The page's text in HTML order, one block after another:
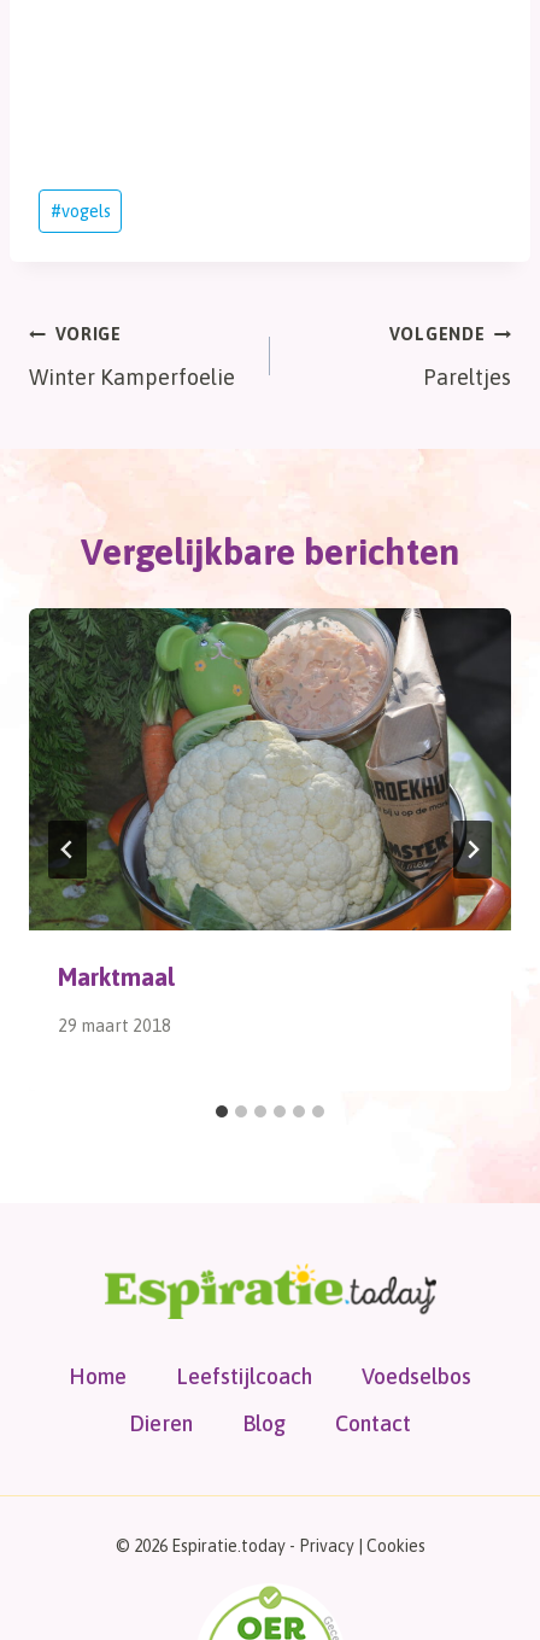
Bericht
tags:
#vogels
Bericht
navigatie
VORIGE
Winter Kamperfoelie
VOLGENDE
Pareltjes
Vergelijkbare berichten
Marktmaal
29 maart 2018
Home Leefstijlcoach
Voedselbos
Dieren
Blog Contact
© 2026 Espiratie.today - Privacy| Cookies